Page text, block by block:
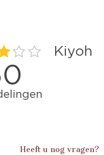
Heeft u nog vragen?